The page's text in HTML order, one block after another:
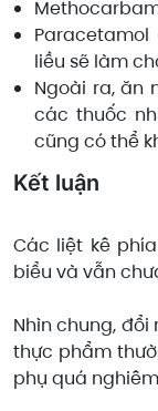
liều sẽ làm
Ngoài ra, ăn
các thuốc
cũng có thể
Kết luận
Các liệt kê
biểu và vẫn
Nhìn chung,
thực phẩm
phụ quá